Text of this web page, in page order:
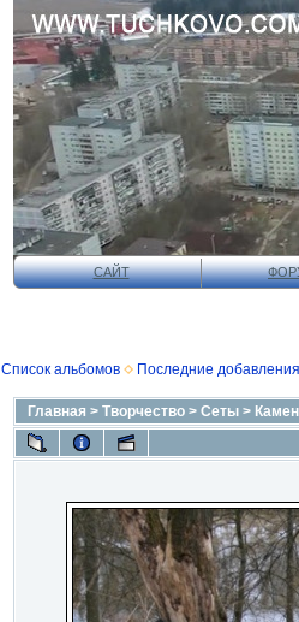
САЙТ
Список альбомов
Последние добавления
Главная > Творчество > Сеты >